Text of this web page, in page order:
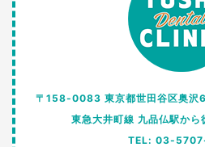
〒158-0083 東京都世田谷区奥
東急大井町線 九品仏駅か
TEL: 03-